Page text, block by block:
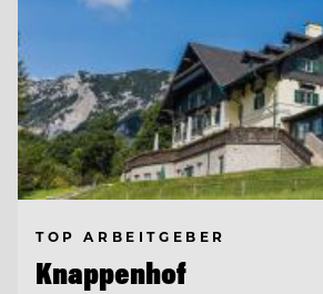
TOP ARBEITGEBER
Knappenhof